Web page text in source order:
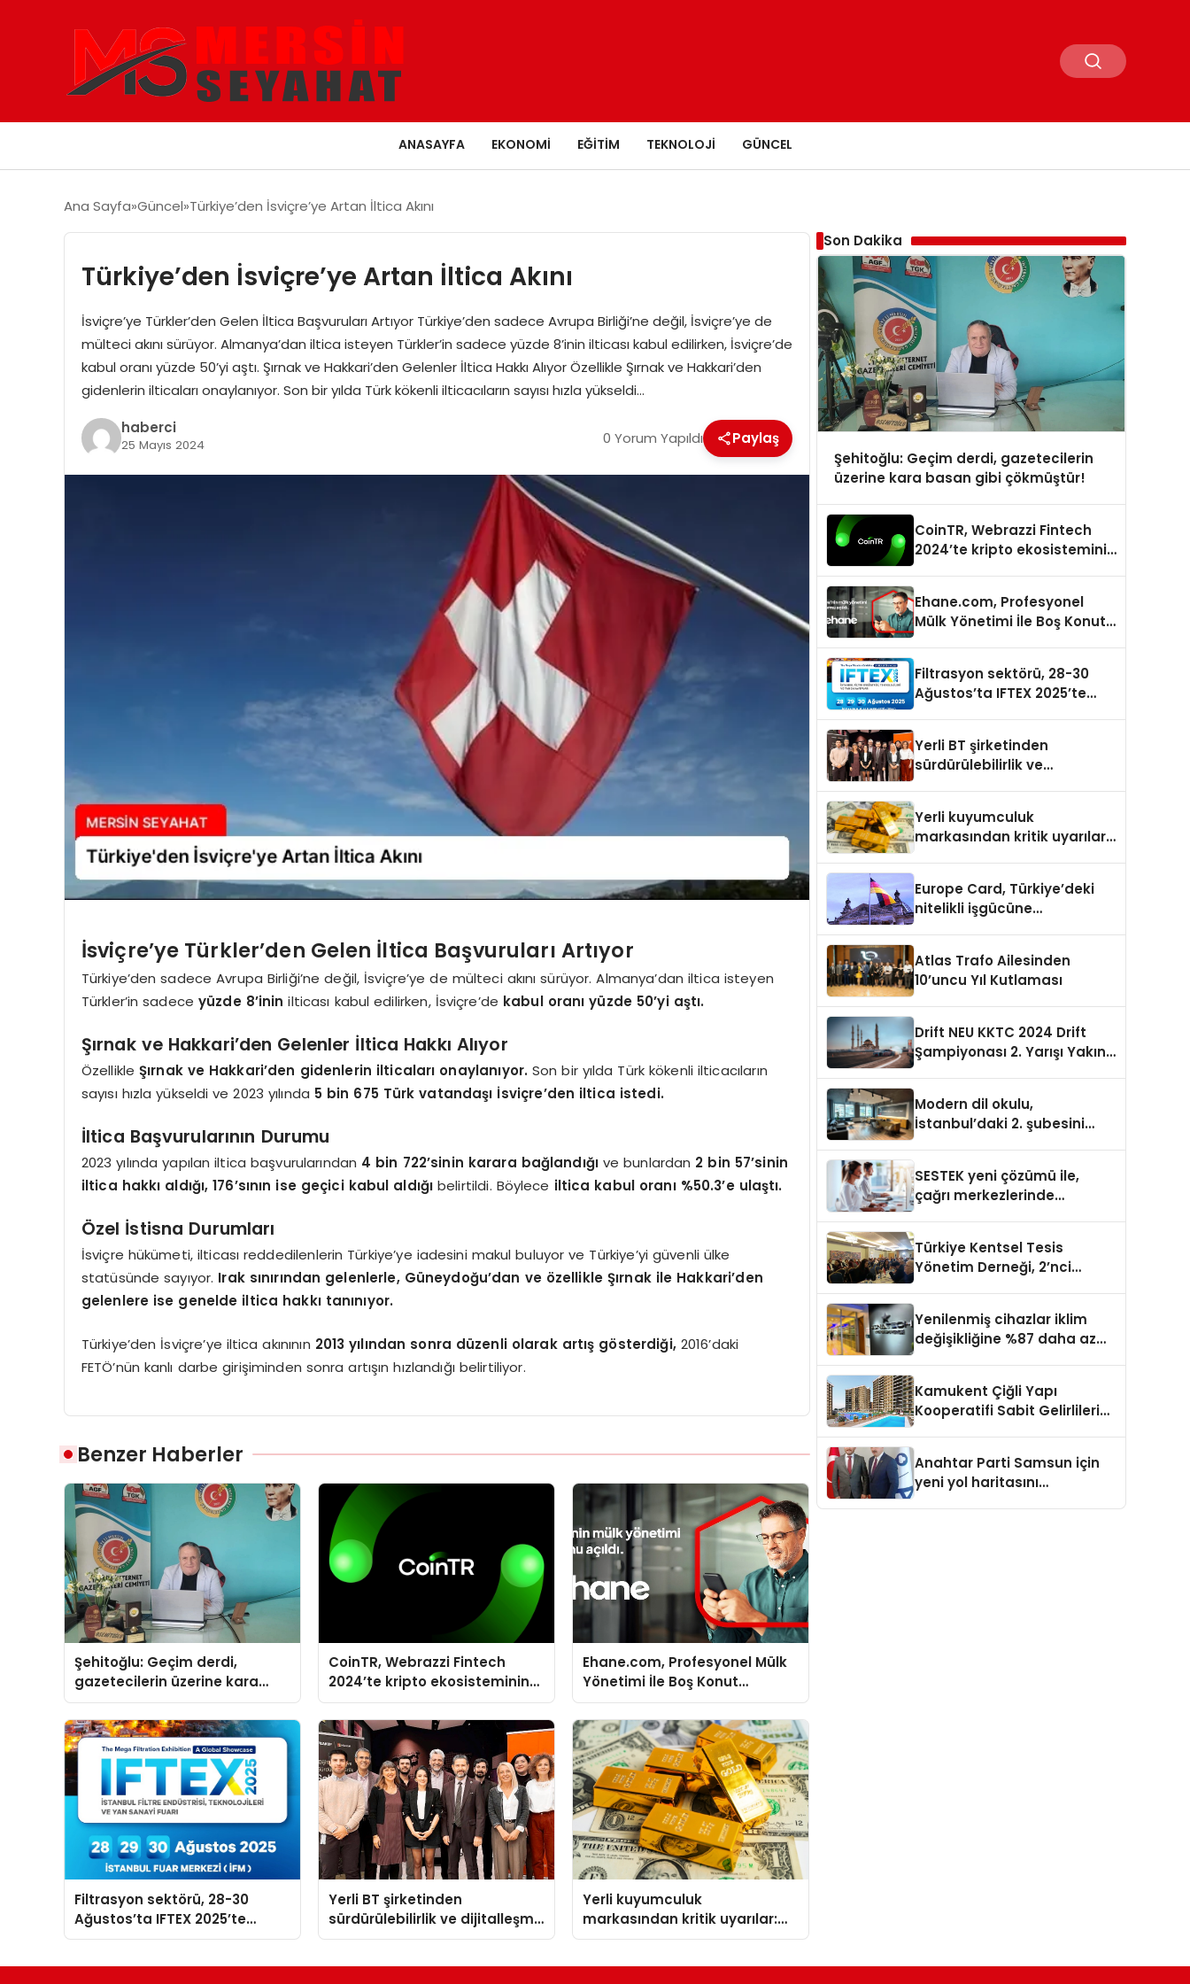
ANASAYFA EKONOMI EĞITIM TEKNOLOJI GÜNCEL
Ana Sayfa Güncel Türkiye’den İsviçre’ye Artan İltica Akını
Türkiye’den İsviçre’ye Artan İltica Akını
İsviçre’ye Türkler’den Gelen İltica Başvuruları Artıyor Türkiye’den sadece Avrupa Birliği’ne değil, İsviçre’ye de
mülteci akını sürüyor. Almanya’dan iltica isteyen Türkler’in sadece yüzde 8’inin ilticası kabul edilirken, İsviçre’de
kabul oranı yüzde 50’yi aştı. Şırnak ve Hakkari’den Gelenler İltica Hakkı Alıyor Özellikle Şırnak ve Hakkari’den
gidenlerin ilticaları onaylanıyor. Son bir yılda Türk kökenli ilticacıların sayısı hızla yükseldi…
haberci
25 Mayıs 2024 0 Yorum Yapıldı Paylaş
İsviçre’ye Türkler’den Gelen İltica Başvuruları Artıyor
Türkiye’den sadece Avrupa Birliği’ne değil, İsviçre’ye de mülteci akını sürüyor. Almanya’dan iltica isteyen
Türkler’in sadece yüzde 8’inin ilticası kabul edilirken, İsviçre’de kabul oranı yüzde 50’yi aştı.
Şırnak ve Hakkari’den Gelenler İltica Hakkı Alıyor
Özellikle Şırnak ve Hakkari’den gidenlerin ilticaları onaylanıyor. Son bir yılda Türk kökenli ilticacıların
sayısı hızla yükseldi ve 2023 yılında 5 bin 675 Türk vatandaşı İsviçre’den iltica istedi.
İltica Başvurularının Durumu
2023 yılında yapılan iltica başvurularından 4 bin 722’sinin karara bağlandığı ve bunlardan 2 bin 57’sinin
iltica hakkı aldığı, 176’sının ise geçici kabul aldığı belirtildi. Böylece iltica kabul oranı %50.3’e ulaştı.
Özel İstisna Durumları
İsviçre hükümeti, ilticası reddedilenlerin Türkiye’ye iadesini makul buluyor ve Türkiye’yi güvenli ülke
statüsünde sayıyor. Irak sınırından gelenlerle, Güneydoğu’dan ve özellikle Şırnak ile Hakkari’den
gelenlere ise genelde iltica hakkı tanınıyor.
Türkiye’den İsviçre’ye iltica akınının 2013 yılından sonra düzenli olarak artış gösterdiği,2016’daki
FETÖ’nün kanlı darbe girişiminden sonra artışın hızlandığı belirtiliyor.
Benzer Haberler
Şehitoğlu: Geçim derdi,
gazetecilerin üzerine kara
basan gibi çökmüştür!
CoinTR, Webrazzi Fintech
2024’te kripto ekosisteminin
tanınan isimlerini ağırlayacak
Ehane.com, Profesyonel Mülk
Yönetimi İle Boş Konut
Stokunu Eritecek
Filtrasyon sektörü, 28-30
Ağustos’ta IFTEX 2025’te
buluşacak
Yerli BT şirketinden
sürdürülebilirlik ve dijitalleşme
odaklı özel etkinlik
Yerli kuyumculuk
markasından kritik uyarılar:
Doğru seçim yatırımınızı
Son Dakika
Şehitoğlu: Geçim derdi, gazetecilerin
üzerine kara basan gibi çökmüştür!
CoinTR, Webrazzi Fintech
2024’te kripto ekosisteminin
Ehane.com, Profesyonel
Mülk Yönetimi İle Boş Konut
Filtrasyon sektörü, 28-30
Ağustos’ta IFTEX 2025’te
Yerli BT şirketinden
sürdürülebilirlik ve
Yerli kuyumculuk
markasından kritik uyarılar:
Europe Card, Türkiye’deki
nitelikli işgücüne
Atlas Trafo Ailesinden
10’uncu Yıl Kutlaması
Drift NEU KKTC 2024 Drift
Şampiyonası 2. Yarışı Yakın
Modern dil okulu,
İstanbul’daki 2. şubesini
SESTEK yeni çözümü ile,
çağrı merkezlerinde
Türkiye Kentsel Tesis
Yönetim Derneği, 2’nci
Yenilenmiş cihazlar iklim
değişikliğine %87 daha az
Kamukent Çiğli Yapı
Kooperatifi Sabit Gelirlileri
Anahtar Parti Samsun için
yeni yol haritasını